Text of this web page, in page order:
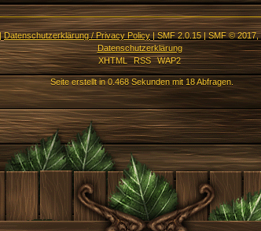
Datenschutzerklärung / Privacy Policy|SMF 2.0.15|SMF © 2017,
Datenschutzerklärung
XHTML
RSS WAP2
Seite erstellt in 0.468 Sekunden mit 18 Abfragen.